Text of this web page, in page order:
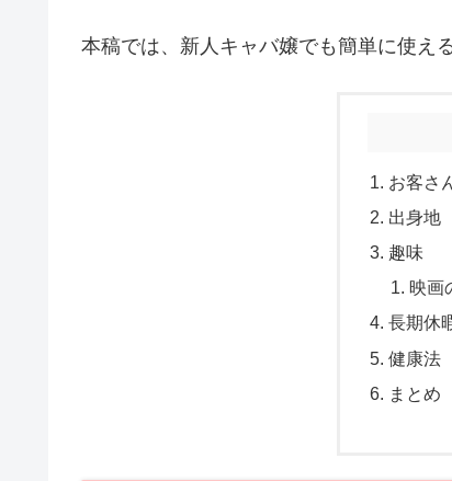
本稿では、新人キャバ嬢でも簡単に使え
お客さ
出身地
趣味
映画
長期休
健康法
まとめ